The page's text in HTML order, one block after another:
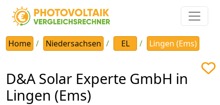
Home Niedersachsen EL Lingen (Ems)
D&A Solar Experte GmbH in
Lingen (Ems)